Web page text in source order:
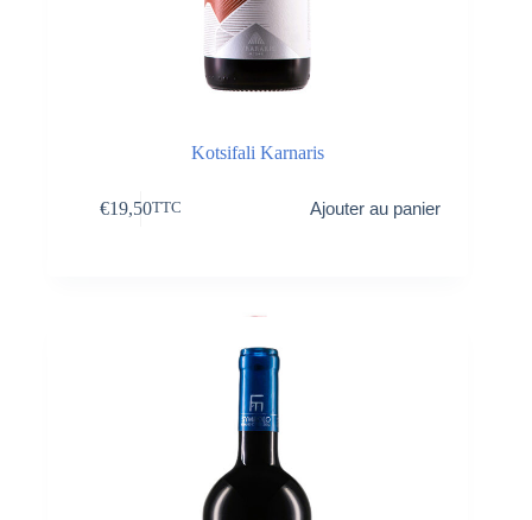
Kotsifali Karnaris
€19,50TTC Ajouter au panier